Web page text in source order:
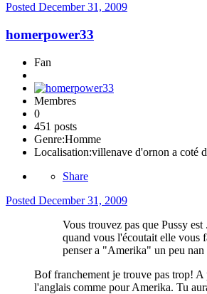
Posted December 31, 2009
homerpower33
Fan
Membres
0
451 posts
Genre:Homme
Localisation:villenave d'ornon a coté
Share
Posted December 31, 2009
Vous trouvez pas que Pussy est
quand vous l'écoutait elle vous
penser a "Amerika" un peu nan
Bof franchement je trouve pas trop! A
l'anglais comme pour Amerika. Tu